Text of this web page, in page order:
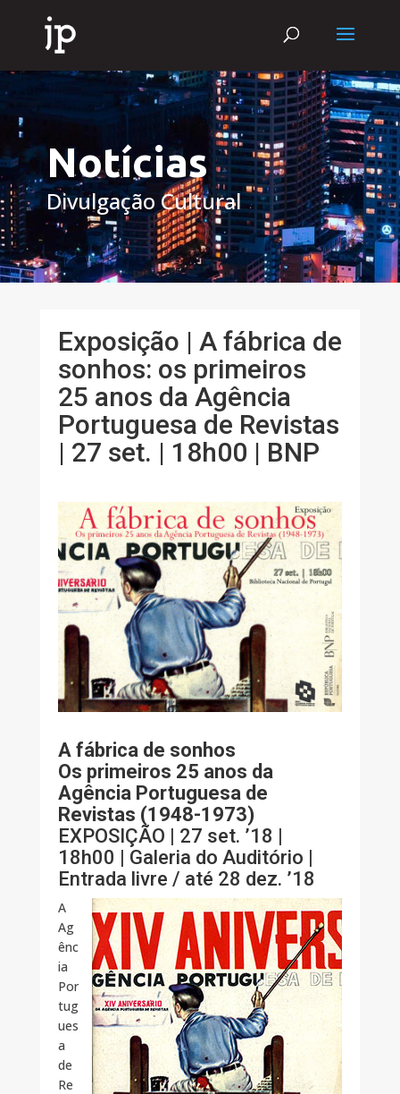
Notícias
Divulgação Cultural
Exposição | A fábrica de
sonhos: os primeiros
25 anos da Agência
Portuguesa de Revistas
| 27 set. | 18h00 | BNP
A fábrica de sonhos
Os primeiros 25 anos da
Agência Portuguesa de
Revistas (1948-1973)
EXPOSIÇÃO | 27 set. ’18 |
18h00 | Galeria do Auditório |
Entrada livre / até 28 dez. ’18
A
Ag
ênc
ia
Por
tug
ues
a
de
Re